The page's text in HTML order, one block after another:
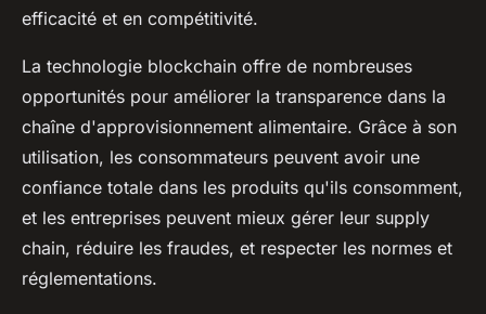
efficacité et en compétitivité.
La technologie blockchain offre de nombreuses
opportunités pour améliorer la transparence dans la
chaîne d'approvisionnement alimentaire. Grâce à son
utilisation, les consommateurs peuvent avoir une
confiance totale dans les produits qu'ils consomment,
et les entreprises peuvent mieux gérer leur supply
chain, réduire les fraudes, et respecter les normes et
réglementations.